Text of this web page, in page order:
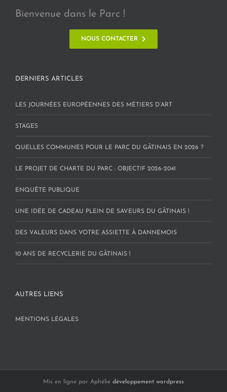
Bienvenue dans le Parc !
NOUS CONTACTER
DERNIERS ARTICLES
LES JOURNÉES EUROPÉENNES DES MÉTIERS D’ART
STAGES
QUELLES COMMUNES POUR LE PARC DU GÂTINAIS EN 2026 ?
LE PROJET DE CHARTE DU PARC : OBJECTIF 2026-2041
ENQUÊTE PUBLIQUE
UNE IDÉE DE CADEAU PLEIN DE SAVEURS DU GÂTINAIS !
DES VALEURS DANS VOTRE ASSIETTE À DANNEMOIS
10 ANS DE RECYCLERIE DU GÂTINAIS !
AUTRES LIENS
MENTIONS LÉGALES
Mis en ligne par Aphélie développement wordpress